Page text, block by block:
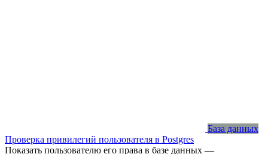
База данных
Проверка привилегий пользователя в Postgres
Показать пользователю его права в базе данных —